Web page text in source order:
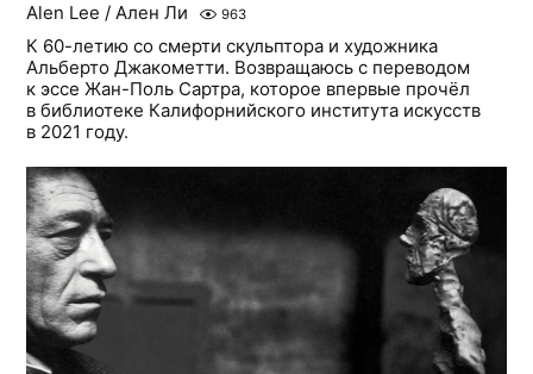
Alen Lee / Ален Ли 963
К 60-летию со смерти скульптора и художника
Альберто Джакометти. Возвращаюсь с переводом
к эссе Жан-Поль Сартра, которое впервые прочёл
в библиотеке Калифорнийского института искусств
в 2021 году.